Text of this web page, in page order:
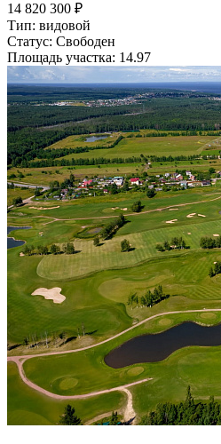
14 820 300 ₽
Тип: видовой
Статус: Свободен
Площадь участка: 14.97